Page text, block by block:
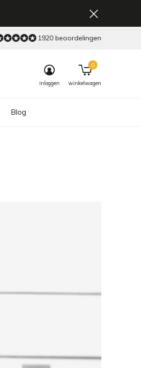
Blog
inloggen winkelwagen
0
1920 beoordelingen